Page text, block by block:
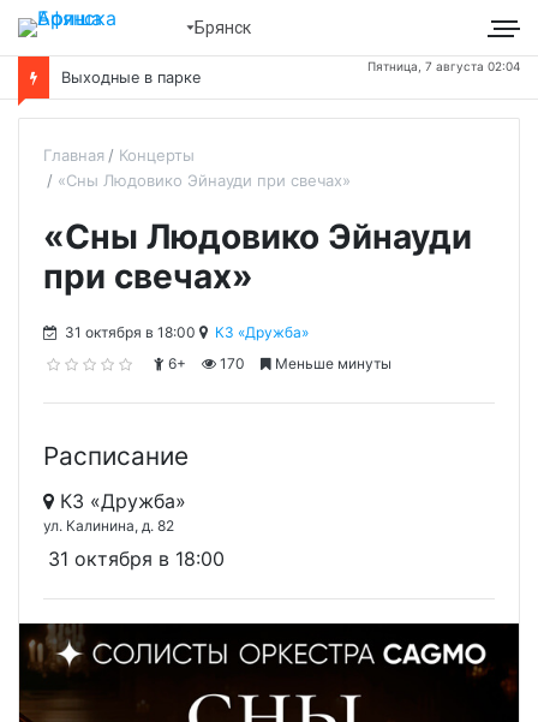
Брянск
Выходные в парке
Пятница, 7 августа 02:04
Главная
Концерты
«Сны Людовико Эйнауди при свечах»
«Сны Людовико Эйнауди
при свечах»
31 октября в 18:00
КЗ «Дружба»
6+
170 Меньше минуты
Расписание
КЗ «Дружба»
ул. Калинина, д. 82
31 октября в 18:00